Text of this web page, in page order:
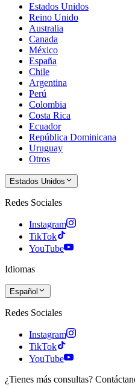
Estados Unidos
Reino Unido
Australia
Canada
México
España
Chile
Argentina
Perú
Colombia
Costa Rica
Ecuador
República Dominicana
Uruguay
Otros
Estados Unidos
Redes Sociales
Instagram
TikTok
YouTube
Idiomas
Español
Redes Sociales
Instagram
TikTok
YouTube
¿Tienes más consultas?